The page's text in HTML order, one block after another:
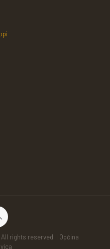
rights reserved. | Općina